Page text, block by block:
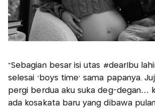
“Sebagian besar isi utas #dearIbu
selesai ‘boys time’ sama papanya.
pergi berdua aku suka deg-degan…
ada kosakata baru yang dibawa